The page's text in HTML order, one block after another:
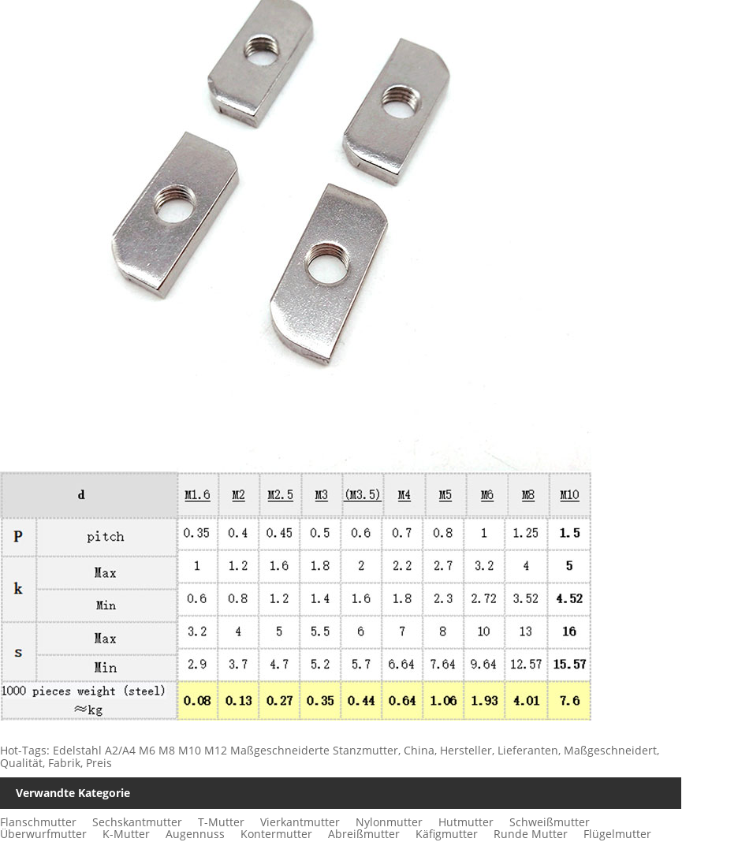
Hot-Tags: Edelstahl A2/A4 M6 M8 M10 M12 Maßgeschneiderte Stanzmutter, China, Hersteller, Lieferanten, Maßgeschneidert,
Qualität, Fabrik, Preis
Verwandte Kategorie
Flanschmutter
Sechskantmutter T-Mutter Vierkantmutter Nylonmutter Hutmutter Schweißmutter
Überwurfmutter K-Mutter Augennuss Kontermutter Abreißmutter Käfigmutter Runde Mutter
Flügelmutter